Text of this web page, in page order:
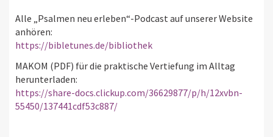
Alle „Psalmen neu erleben“-Podcast auf unserer Website
anhören:
https://bibletunes.de/bibliothek
MAKOM (PDF) für die praktische Vertiefung im Alltag
herunterladen:
https://share-docs.clickup.com/36629877/p/h/12xvbn-
55450/137441cdf53c887/